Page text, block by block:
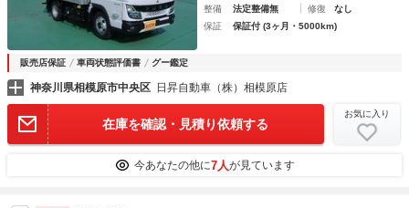
整備
法定整備無 修復
なし
保証
保証付 (3ヶ月・5000km)
販売店保証 車両状態評価書 グー鑑定
神奈川県相模原市中央区 日昇自動車（株）相模原店
在庫を確認・見積り依頼する
お気に入り
今あなたの他に7人が見ています